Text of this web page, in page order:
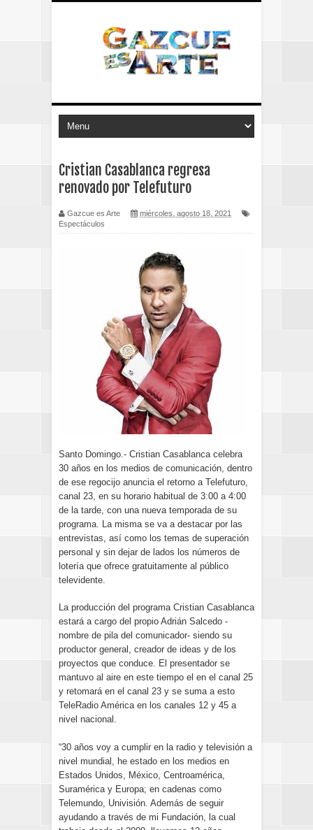
Cristian Casablanca regresa
renovado por Telefuturo
Gazcue es Arte
miércoles, agosto 18, 2021
Espectáculos
Santo Domingo.- Cristian Casablanca celebra
30 años en los medios de comunicación, dentro
de ese regocijo anuncia el retorno a Telefuturo,
canal 23, en su horario habitual de 3:00 a 4:00
de la tarde, con una nueva temporada de su
programa. La misma se va a destacar por las
entrevistas, así como los temas de superación
personal y sin dejar de lados los números de
lotería que ofrece gratuitamente al público
televidente.
La producción del programa Cristian Casablanca
estará a cargo del propio Adrián Salcedo -
nombre de pila del comunicador- siendo su
productor general, creador de ideas y de los
proyectos que conduce. El presentador se
mantuvo al aire en este tiempo el en el canal 25
y retomará en el canal 23 y se suma a esto
TeleRadio América en los canales 12 y 45 a
nivel nacional.
“30 años voy a cumplir en la radio y televisión a
nivel mundial, he estado en los medios en
Estados Unidos, México, Centroamérica,
Suramérica y Europa; en cadenas como
Telemundo, Univisión. Además de seguir
ayudando a través de mi Fundación, la cual